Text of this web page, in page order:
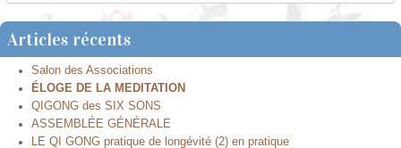
Articles récents
Salon des Associations
ÉLOGE DE LA MEDITATION
QIGONG des SIX SONS
ASSEMBLÉE GÉNÉRALE
LE QI GONG pratique de longévité (2) en pratique